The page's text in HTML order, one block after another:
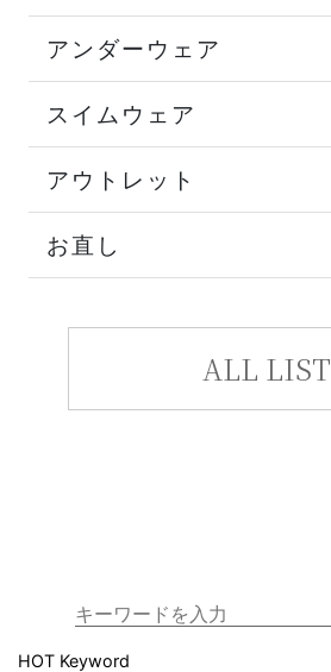
アンダーウェア
スイムウェア
アウトレット
お直し
ALL LIST
HOT Keyword